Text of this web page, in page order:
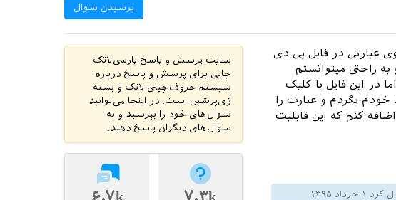
پرسیدن سوال
عبارتی در فایل پی دی
راحتی میتوانستم
در این فایل با کلیک
بگردم و عبارت را
کنم که این قابلیت
کرد ۱ خرداد ۱۳۹۵
سایت پرسش و پاسخ پارسی‌لاتک
جایی برای پرسش و پاسخ درباره
سیستم حروف‌چینی لاتک و بسته
زی‌پرشین است. در اینجا می‌توانید
سوال‌های خود را بپرسید و به
سوال‌های دیگران پاسخ دهید.
۷.۳k ۶.۷k